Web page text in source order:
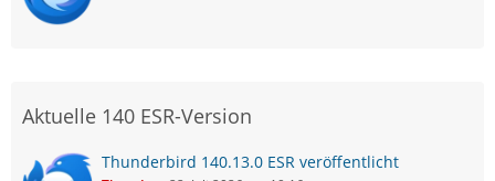
Aktuelle 140 ESR-Version
Thunderbird 140.13.0 ESR veröffentlicht